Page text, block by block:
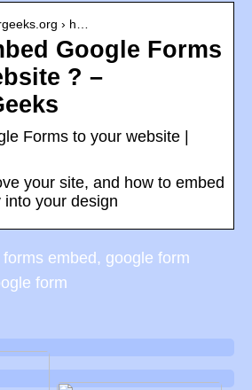
› h…
Google Forms
? –
Forms to your website |
your site, and how to embed
your design
embed, google form
form